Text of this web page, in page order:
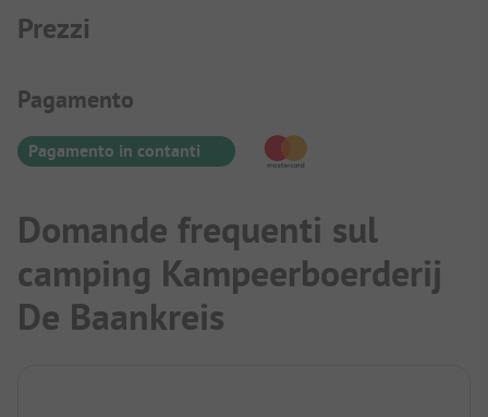
Prezzi
Informazioni sul pagamento
Pagamento
Pagamento in contanti
Domande frequenti sul
camping Kampeerboerderij
De Baankreis